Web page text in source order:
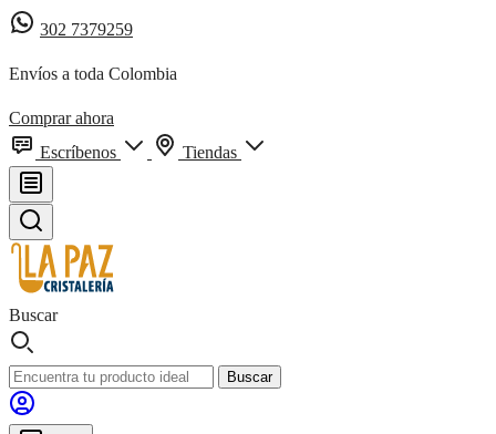
302 7379259
Envíos a toda Colombia
Comprar ahora
Escríbenos
Tiendas
Buscar
Buscar